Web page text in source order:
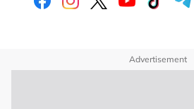
Advertisement